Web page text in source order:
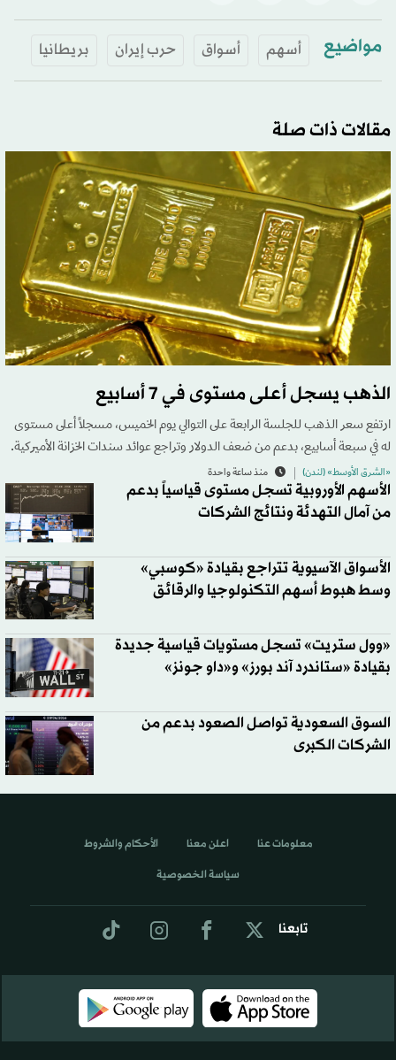
مواضيع أسهم أسواق حرب إيران بريطانيا
مقالات ذات صلة
الذهب يسجل أعلى مستوى في 7 أسابيع
ارتفع سعر الذهب للجلسة الرابعة على التوالي يوم الخميس، مسجلاً أعلى مستوى
له في سبعة أسابيع، بدعم من ضعف الدولار وتراجع عوائد سندات الخزانة الأميركية.
«الشرق الأوسط» (لندن) منذ ساعة واحدة
الأسهم الأوروبية تسجل مستوى قياسياً بدعم
من آمال التهدئة ونتائج الشركات
الأسواق الآسيوية تتراجع بقيادة «كوسبي»
وسط هبوط أسهم التكنولوجيا والرقائق
«وول ستريت» تسجل مستويات قياسية جديدة
بقيادة «ستاندرد آند بورز» و«داو جونز»
السوق السعودية تواصل الصعود بدعم من
الشركات الكبرى
تابعنا
معلومات عنا اعلن معنا الأحكام والشروط
سياسة الخصوصية